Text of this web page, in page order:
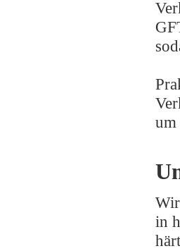
um
in